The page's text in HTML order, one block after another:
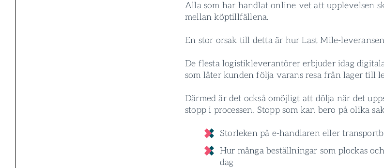
Alla som har handlat online vet att upplevelsen
mellan köptillfällena.
En stor orsak till detta är hur Last Mile-
De flesta logistikleverantörer erbjuder idag
som låter kunden följa varans resa från lager till
Därmed är det också omöjligt att dölja när det
stopp i processen. Stopp som kan bero på olika
Storleken på e-handlaren eller
Hur många beställningar som plockas
dag